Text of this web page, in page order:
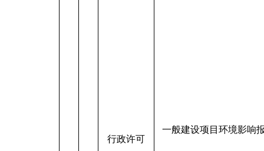
行政许可
一般建设项目环境影响